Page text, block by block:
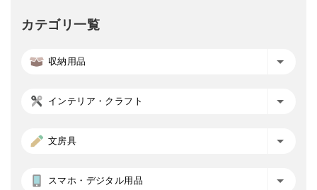
カテゴリ一覧
収納用品
インテリア・クラフト
文房具
スマホ・デジタル用品